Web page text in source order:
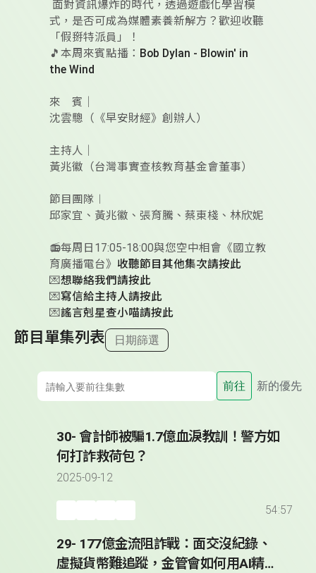
面對資訊爆炸的時代，透過遊戲化學習模
式，是否可成為媒體素養新解方？歡迎收聽
「假掰特派員」！
🎵本周來賓點播： Bob Dylan - Blowin' in
the Wind
來 賓｜
沈雲驄（《早安財經》創辦人）
主持人｜
黃兆徽（台灣事實查核教育基金會董事）
節目團隊︱
邱家宜、黃兆徽、張育騰、蔡東棧、林欣妮
📻每周日17:05-18:00與您空中相會《國立教
育廣播電台》 收聽節目其他集次請按此
💌想聯絡我們請按此
💌寫信給主持人請按此
💌謠言剋星查小喵請按此
節目單集列表 日期篩選
前往 新的優先
30- 會計師被騙1.7億血淚教訓！警方如
何打詐救荷包？
2025-09-12
54:57
29- 177億金流阻詐戰：面交沒紀錄、
虛擬貨幣難追蹤，金管會如何用AI精準